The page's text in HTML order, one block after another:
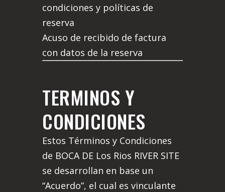
condiciones y políticas de
reserva
Acuso de recibido de factura
con datos de la reserva
TERMINOS Y
CONDICIONES
Estos Términos y Condiciones
de BOCA DE Los Rios RIVER SITE
se desarrollan en base un
“Acuerdo”, el cual es vinculante